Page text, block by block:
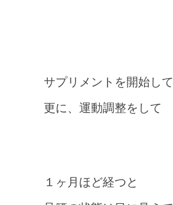
サプリメントを開始して
更に、運動調整をして
１ヶ月ほど経つと